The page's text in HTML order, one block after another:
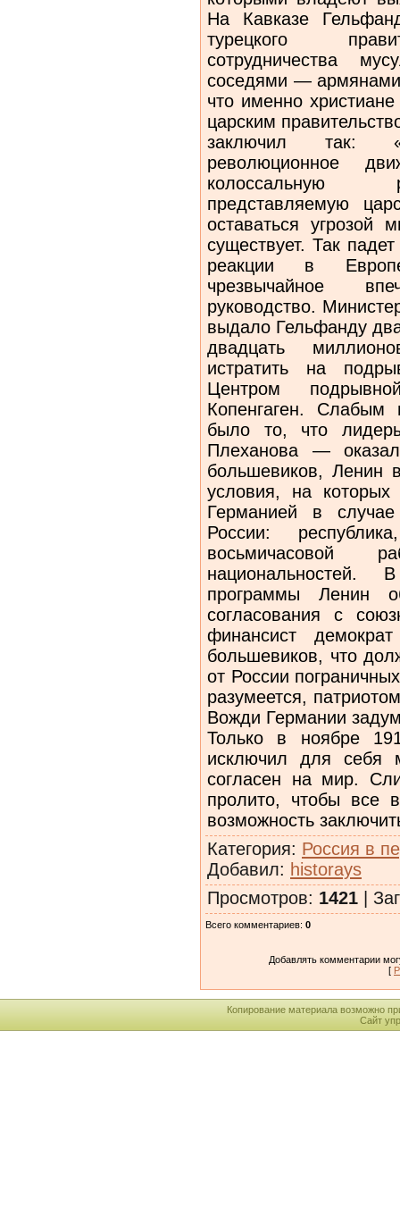
На Кавказе
турецкого
сотрудничества
соседями — армянами
что именно
царским
заключил так:
революционное
колоссальную
представляемую
оставаться
существует. Так
реакции в
чрезвычайное
руководство.
выдало Гельфанду
двадцать
истратить на
Центром
Копенгаген. Слабым
было то, что
Плеханова —
большевиков, Ленин
условия, на
Германией в
России:
восьмичасовой
программы Ленин
согласования с
финансист
большевиков, что
от России
разумеется,
Вожди Германии
Только в ноябре
исключил для себя
согласен на мир.
пролито, чтобы все
возможность
Категория: Россия в
Добавил: historays
Просмотров: 1421 |
Всего комментариев: 0
Добавлять комментарии
[
Копирование материала возможно
Сайт